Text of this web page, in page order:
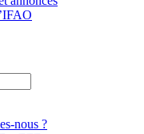
nous ?